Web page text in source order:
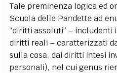
Tale preminenza logica ed
Scuola delle Pandette ad
“diritti assoluti” – includenti
diritti reali – caratterizzati
sulla cosa, dai diritti intesi
personali), nel cui genus